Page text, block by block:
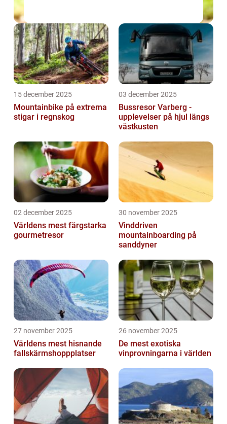
15 december 2025
Mountainbike på extrema
stigar i regnskog
03 december 2025
Bussresor Varberg -
upplevelser på hjul längs
västkusten
02 december 2025
Världens mest färgstarka
gourmetresor
30 november 2025
Vinddriven
mountainboarding på
sanddyner
27 november 2025
Världens mest hisnande
fallskärmshoppplatser
26 november 2025
De mest exotiska
vinprovningarna i världen